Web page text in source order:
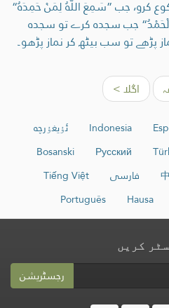
کرو، جب ”سَمِعَ اللَّهُ لِمَنْ حَمِدَهُ“
الْحَمْدُ“ جب سجدہ کرے تو سجدہ
پڑھے تو سب بیٹھ کر نماز پڑھو۔
اگلا >
Indonesia
ئۇيغۇرچە
Русский
Bosanski
فارسی
Tiếng Việt
Hausa
Português
کریں
رجسٹریشن